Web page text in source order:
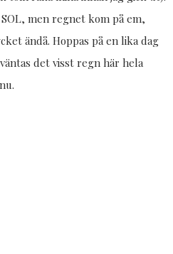
men regnet kom på em,
ändå. Hoppas på en lika dag
det visst regn här hela